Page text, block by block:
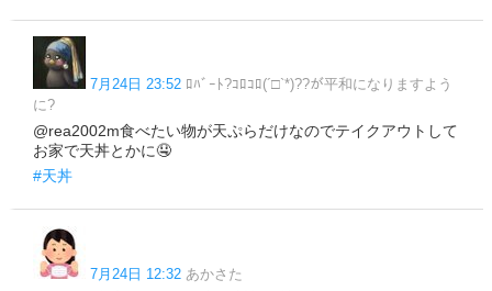
7月24日 23:52 ﾛﾊﾞｰﾄ‎?ｺﾛｺﾛ(´□`*)??が平和になりますよう
に?
@rea2002m食べたい物が天ぷらだけなのでテイクアウトして
お家で天丼とかに🤤
#天丼
7月24日 12:32 あかさた